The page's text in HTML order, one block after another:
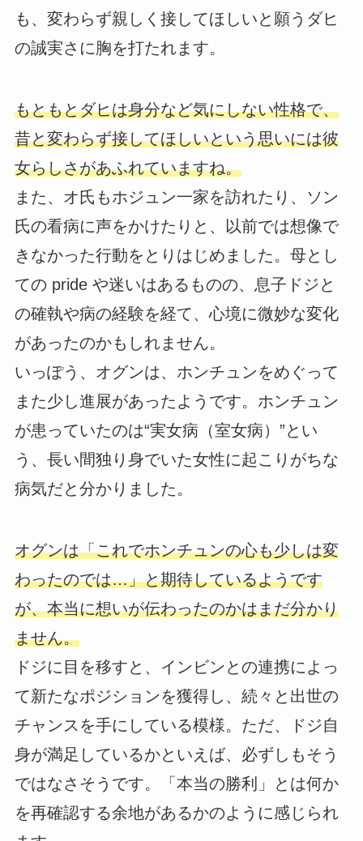
も、変わらず親しく接してほしいと願うダヒ
の誠実さに胸を打たれます。
もともとダヒは身分など気にしない性格で、
昔と変わらず接してほしいという思いには彼
女らしさがあふれていますね。
また、オ氏もホジュン一家を訪れたり、ソン
氏の看病に声をかけたりと、以前では想像で
きなかった行動をとりはじめました。母とし
ての pride や迷いはあるものの、息子ドジと
の確執や病の経験を経て、心境に微妙な変化
があったのかもしれません。
いっぽう、オグンは、ホンチュンをめぐって
また少し進展があったようです。ホンチュン
が患っていたのは“実女病（室女病）”とい
う、長い間独り身でいた女性に起こりがちな
病気だと分かりました。
オグンは「これでホンチュンの心も少しは変
わったのでは…」と期待しているようです
が、本当に想いが伝わったのかはまだ分かり
ません。
ドジに目を移すと、インビンとの連携によっ
て新たなポジションを獲得し、続々と出世の
チャンスを手にしている模様。ただ、ドジ自
身が満足しているかといえば、必ずしもそう
ではなさそうです。「本当の勝利」とは何か
を再確認する余地があるかのように感じられ